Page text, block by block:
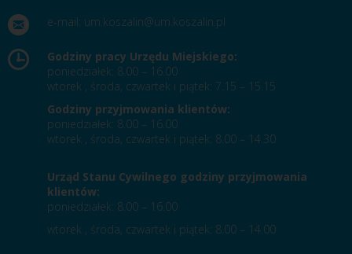
e-mail: um.koszalin@um.koszalin.pl
Godziny pracy Urzędu Miejskiego:
poniedziałek: 8.00 – 16.00
wtorek , środa, czwartek i piątek: 7.15 – 15.15
Godziny przyjmowania klientów:
poniedziałek: 8.00 – 16.00
wtorek , środa, czwartek i piątek: 8.00 – 14.30
Urząd Stanu Cywilnego godziny przyjmowania
klientów:
poniedziałek: 8.00 – 16.00
wtorek , środa, czwartek i piątek: 8.00 – 14.00